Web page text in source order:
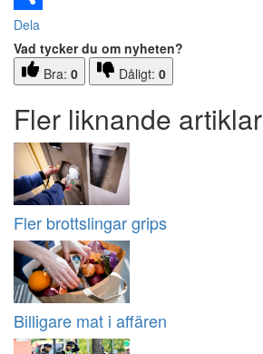
Dela
Vad tycker du om nyheten?
Bra: 0 Dåligt: 0
Fler liknande artiklar
Fler brottslingar grips
Billigare mat i affären